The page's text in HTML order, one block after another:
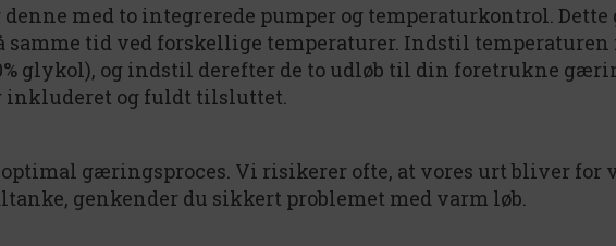
med to integrerede pumper og temperaturkontrol.
samme tid ved forskellige temperaturer. Indstil
glykol), og indstil derefter de to udløb til din foretrukne
inkluderet og fuldt tilsluttet.
gæringsproces. Vi risikerer ofte, at vores urt bliver for
genkender du sikkert problemet med varm løb.